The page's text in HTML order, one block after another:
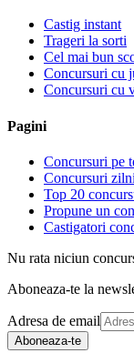
Castig instant
Trageri la sorti
Cel mai bun
Concursuri cu
Concursuri cu
Pagini
Concursuri pe
Concursuri
Top 20
Propune un
Castigatori
Nu rata niciun
Aboneaza-te la
Adresa de email
Aboneaza-te